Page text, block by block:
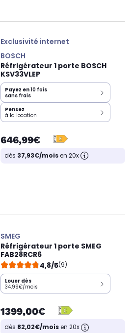
Exclusivité internet
BOSCH
Réfrigérateur 1 porte BOSCH
KSV33VLEP
Payez en10 fois
sans frais
Pensez
à la location
646,99€
dès 37,93€/moisen 20x
SMEG
Réfrigérateur 1 porte SMEG
FAB28RCR6
4,8/5(9)
Louer dès
34,99€/mois
1399,00€
dès 82,02€/moisen 20x